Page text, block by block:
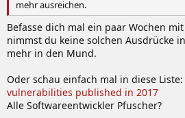
mehr ausreichen.
Befasse dich mal ein paar Wochen
nimmst du keine solchen Ausdrücke
mehr in den Mund.
Oder schau einfach mal in diese Liste:
vulnerabilities published in 2017
Alle Softwareentwickler Pfuscher?